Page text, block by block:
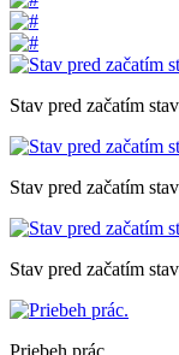
Stav pred začatím
Stav pred začatím
Stav pred začatím